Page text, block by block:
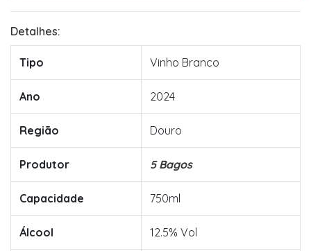
Detalhes:
Tipo Vinho Branco
Ano 2024
Região Douro
Produtor 5 Bagos
Capacidade 750ml
Álcool 12.5% Vol